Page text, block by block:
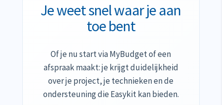
Je weet snel waar je aan
toe bent
Of je nu start via MyBudget of een
afspraak maakt: je krijgt duidelijkheid
over je project, je technieken en de
ondersteuning die Easykit kan bieden.